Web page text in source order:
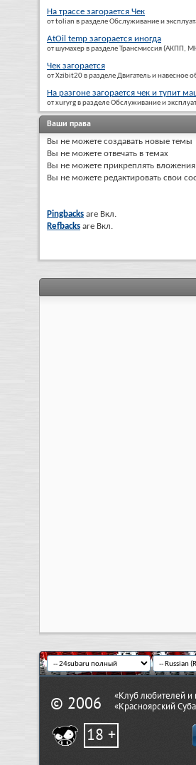
На трассе загорается Чек
от tolian в разделе Обслуживание и
AtOil temp загорается иногда
от шумахер в разделе Трансмиссия (АКПП,
Чек загорается
от Xzibit20 в разделе Двигатель и навесное
На разгоне загорается чек и тупит
от xuryrg в разделе Обслуживание и
Ваши права
Вы не можете создавать новые темы
Вы не можете отвечать в темах
Вы не можете прикреплять вложения
Вы не можете редактировать свои
Pingbacks are Вкл.
Refbacks are Вкл.
© 2006
«Клуб любителей и
«Красноярский
18 +